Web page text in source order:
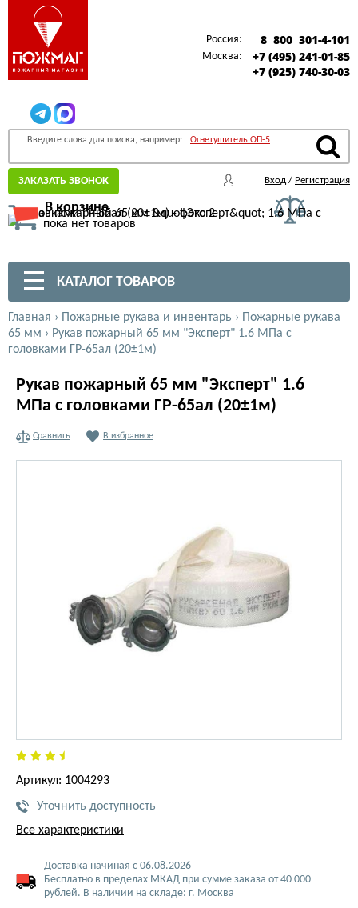
Россия: 8 800 301-4-101
Москва:
+7 (495) 241-01-85
+7 (925) 740-30-03
Введите слова для поиска, например: Огнетушитель ОП-5
ЗАКАЗАТЬ ЗВОНОК Вход / Регистрация
В корзине
пока нет товаров
КАТАЛОГ ТОВАРОВ
Главная › Пожарные рукава и инвентарь ›
Пожарные рукава
65 мм › Рукав пожарный 65 мм "Эксперт" 1.6 МПа с
головками ГР-65ал (20±1м)
Рукав пожарный 65 мм "Эксперт" 1.6
МПа с головками ГР-65ал (20±1м)
Сравнить В избранное
Артикул: 1004293
Уточнить доступность
Все характеристики
Доставка начиная с 06.08.2026
Бесплатно в пределах МКАД при сумме заказа от 40 000
рублей. В наличии на складе: г. Москва